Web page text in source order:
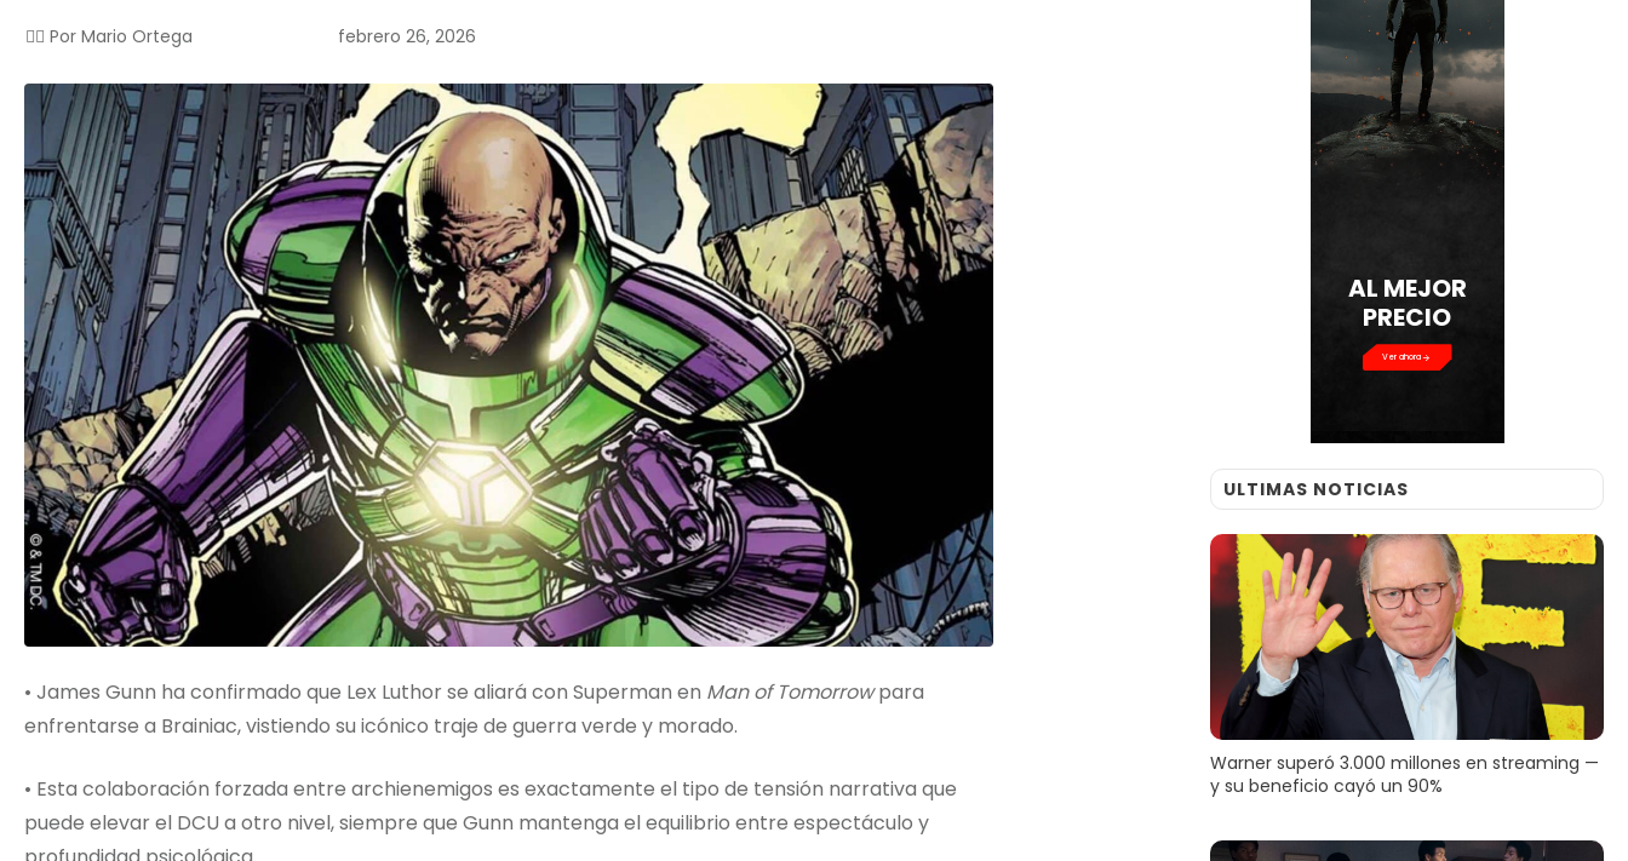
✍🏻 Por Mario Ortega febrero 26, 2026
• James Gunn ha confirmado que Lex Luthor se aliará con Superman en Man of Tomorrowpara
enfrentarse a Brainiac, vistiendo su icónico traje de guerra verde y morado.
• Esta colaboración forzada entre archienemigos es exactamente el tipo de tensión narrativa que
puede elevar el DCU a otro nivel, siempre que Gunn mantenga el equilibrio entre espectáculo y
AL MEJOR
PRECIO
ULTIMAS NOTICIAS
Warner superó 3.000 millones en streaming —
y su beneficio cayó un 90%